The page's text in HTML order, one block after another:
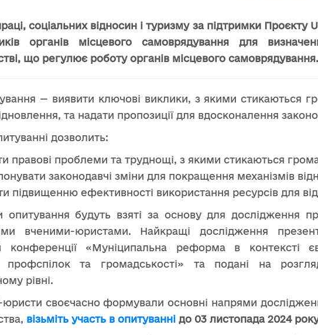
соціальних відносин і туризму за підтримки
органів місцевого самоврядування для
що регулює роботу органів місцевого самоврядування.
— виявити ключові виклики, з якими стикаються
та надати пропозиції для вдосконалення
дозволить:
правові проблеми та труднощі, з якими стикаються
законодавчі зміни для покращення механізмів
підвищенню ефективності використання ресурсів для
опитування будуть взяті за основу для дослідження
вченими-юристами. Найкращі дослідження
конференції «Муніципальна реформа в контексті
профспілок та громадськості» та подані на
рівні.
своєчасно формували основні напрями
візьміть участь в опитуванні до 03 листопада 2024